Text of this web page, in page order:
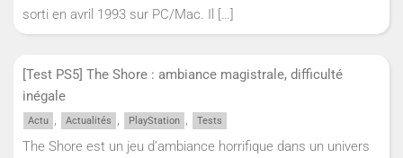
sorti en avril 1993 sur PC/Mac. Il
[…]
[Test PS5] The Shore : ambiance magistrale, difficulté
inégale
Actu , Actualités , PlayStation , Tests
The Shore est un jeu d’ambiance horrifique dans un univers